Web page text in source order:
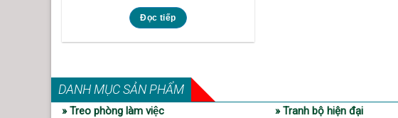
Đọc tiếp
DANH MỤC SẢN PHẨM
» Treo phòng làm việc
» Tranh bộ hiện đại